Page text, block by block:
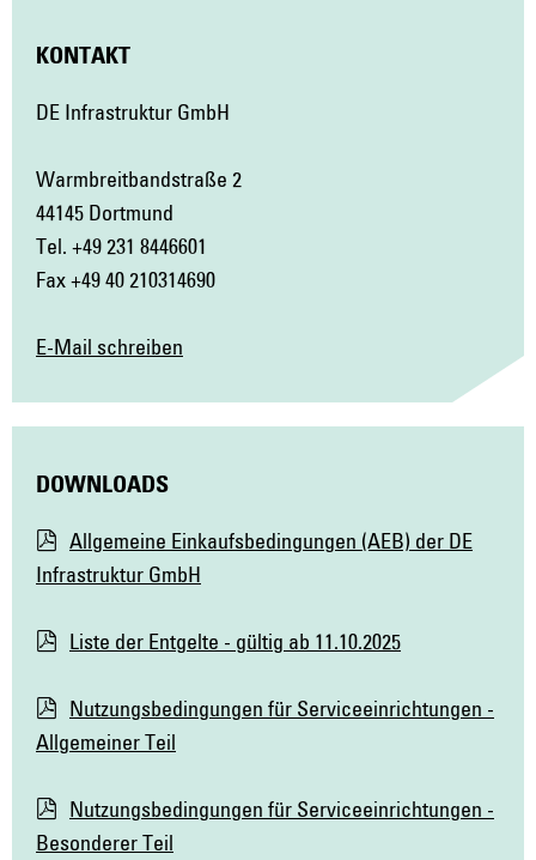
KONTAKT
DE Infrastruktur GmbH
Warmbreitbandstraße 2
44145 Dortmund
Tel. +49 231 8446601
Fax +49 40 210314690
E-Mail schreiben
DOWNLOADS
Allgemeine Einkaufsbedingungen (AEB) der DE
Infrastruktur GmbH
Liste der Entgelte - gültig ab 11.10.2025
Nutzungsbedingungen für Serviceeinrichtungen -
Allgemeiner Teil
Nutzungsbedingungen für Serviceeinrichtungen -
Besonderer Teil